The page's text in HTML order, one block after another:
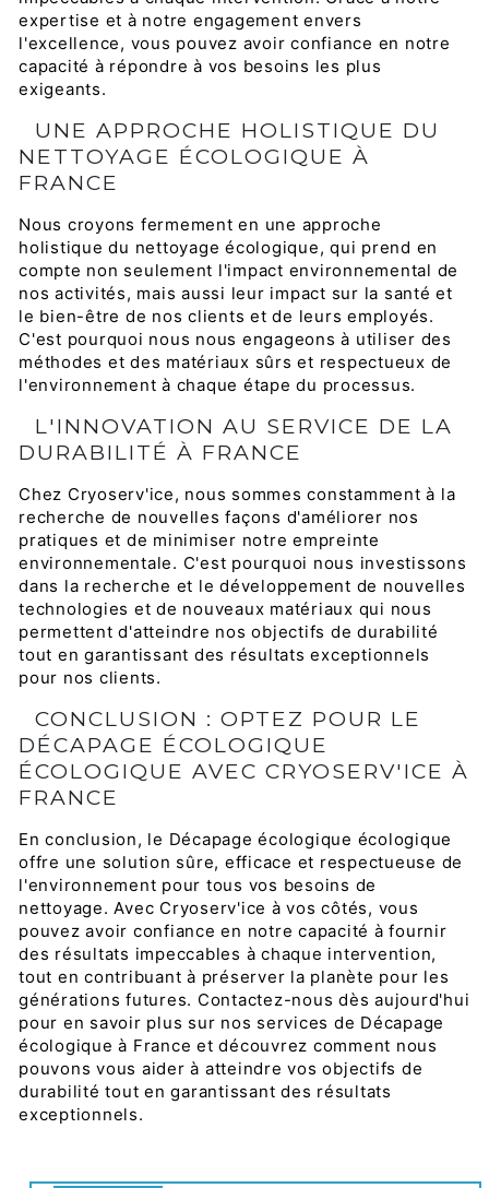
expertise et à notre engagement envers
l'excellence, vous pouvez avoir confiance en notre
capacité à répondre à vos besoins les plus
exigeants.
UNE APPROCHE HOLISTIQUE DU
NETTOYAGE ÉCOLOGIQUE À
FRANCE
Nous croyons fermement en une approche
holistique du nettoyage écologique, qui prend en
compte non seulement l'impact environnemental de
nos activités, mais aussi leur impact sur la santé et
le bien-être de nos clients et de leurs employés.
C'est pourquoi nous nous engageons à utiliser des
méthodes et des matériaux sûrs et respectueux de
l'environnement à chaque étape du processus.
L'INNOVATION AU SERVICE DE LA
DURABILITÉ À FRANCE
Chez Cryoserv'ice, nous sommes constamment à la
recherche de nouvelles façons d'améliorer nos
pratiques et de minimiser notre empreinte
environnementale. C'est pourquoi nous investissons
dans la recherche et le développement de nouvelles
technologies et de nouveaux matériaux qui nous
permettent d'atteindre nos objectifs de durabilité
tout en garantissant des résultats exceptionnels
pour nos clients.
CONCLUSION : OPTEZ POUR LE
DÉCAPAGE ÉCOLOGIQUE
ÉCOLOGIQUE AVEC CRYOSERV'ICE À
FRANCE
En conclusion, le Décapage écologique écologique
offre une solution sûre, efficace et respectueuse de
l'environnement pour tous vos besoins de
nettoyage. Avec Cryoserv'ice à vos côtés, vous
pouvez avoir confiance en notre capacité à fournir
des résultats impeccables à chaque intervention,
tout en contribuant à préserver la planète pour les
générations futures. Contactez-nous dès aujourd'hui
pour en savoir plus sur nos services de Décapage
écologique à France et découvrez comment nous
pouvons vous aider à atteindre vos objectifs de
durabilité tout en garantissant des résultats
exceptionnels.